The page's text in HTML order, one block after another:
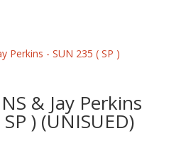
& Jay Perkins
) (UNISUED)